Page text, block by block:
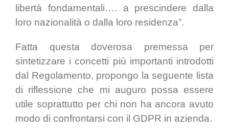
libertà fondamentali…. a prescindere dalla
loro nazionalità o dalla loro residenza”.
Fatta questa doverosa premessa per
sintetizzare i concetti più importanti introdotti
dal Regolamento, propongo la seguente lista
di riflessione che mi auguro possa essere
utile soprattutto per chi non ha ancora avuto
modo di confrontarsi con il GDPR in azienda.